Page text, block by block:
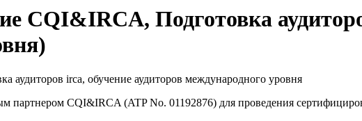
CQI&IRCA, Подготовка
партнером CQI&IRCA (ATP No. 01192876) для проведения